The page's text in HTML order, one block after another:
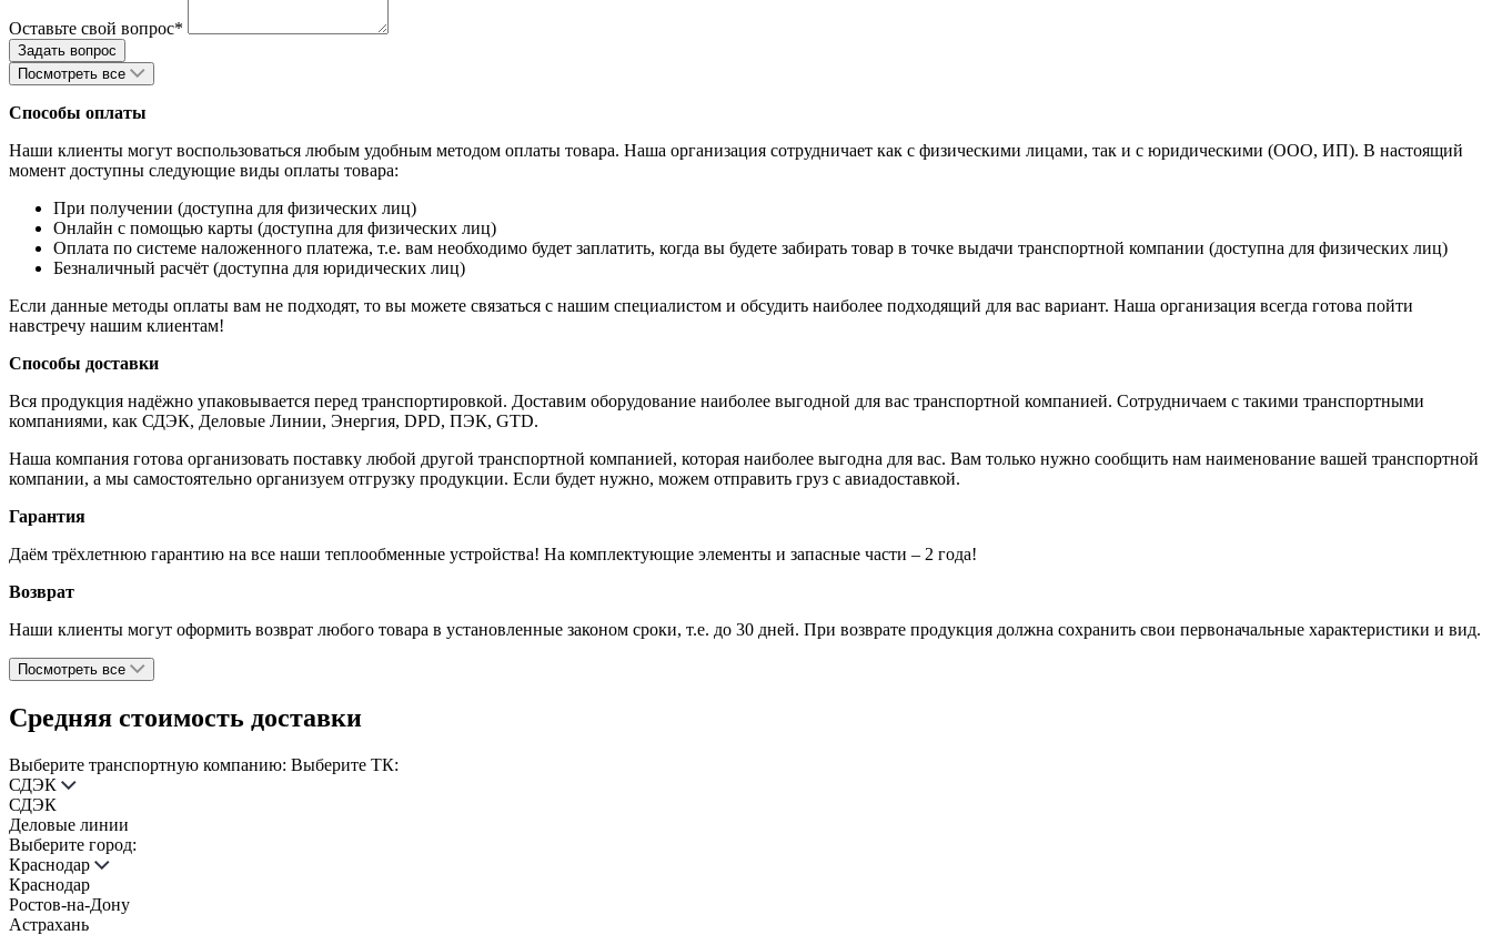
Оставьте свой вопрос*
Посмотреть все
Способы оплаты
Наши клиенты могут воспользоваться любым удобным методом оплаты товара. Наша организация сотрудничает как с физическими лицами, так и с юридическими (ООО, ИП). В настоящий
момент доступны следующие виды оплаты товара:
При получении (доступна для физических лиц)
Онлайн с помощью карты (доступна для физических лиц)
Оплата по системе наложенного платежа, т.е. вам необходимо будет заплатить, когда вы будете забирать товар в точке выдачи транспортной компании (доступна для физических лиц)
Безналичный расчёт (доступна для юридических лиц)
Если данные методы оплаты вам не подходят, то вы можете связаться с нашим специалистом и обсудить наиболее подходящий для вас вариант. Наша организация всегда готова пойти
навстречу нашим клиентам!
Способы доставки
Вся продукция надёжно упаковывается перед транспортировкой. Доставим оборудование наиболее выгодной для вас транспортной компанией. Сотрудничаем с такими транспортными
компаниями, как СДЭК, Деловые Линии, Энергия, DPD, ПЭК, GTD.
Наша компания готова организовать поставку любой другой транспортной компанией, которая наиболее выгодна для вас. Вам только нужно сообщить нам наименование вашей транспортной
компании, а мы самостоятельно организуем отгрузку продукции. Если будет нужно, можем отправить груз с авиадоставкой.
Гарантия
Даём трёхлетнюю гарантию на все наши теплообменные устройства! На комплектующие элементы и запасные части – 2 года!
Возврат
Наши клиенты могут оформить возврат любого товара в установленные законом сроки, т.е. до 30 дней. При возврате продукция должна сохранить свои первоначальные характеристики и вид.
Посмотреть все
Средняя стоимость доставки
Выберите транспортную компанию: Выберите ТК:
СДЭК
СДЭК
Деловые линии
Выберите город:
Краснодар
Краснодар
Ростов-на-Дону
Астрахань